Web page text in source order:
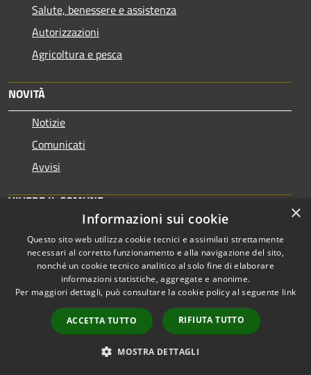
Salute, benessere e assistenza
Autorizzazioni
Agricoltura e pesca
NOVITÀ
Notizie
Comunicati
Avvisi
VIVERE IL COMUNE
Eventi
CONTATTI
Comune di Desio
Piazza Giovanni Paolo II, 20832 Desio (MB) - 20832 - Desio
Partita IVA: 00696660968
×
Informazioni sui cookie
Questo sito web utilizza cookie tecnici e assimilati strettamente
necessari al corretto funzionamento e alla navigazione del sito,
nonché un cookie tecnico analitico al solo fine di elaborare
informazioni statistiche, aggregate e anonime.
Per maggiori dettagli, può consultare la cookie policy al seguente link
ACCETTA TUTTO RIFIUTA TUTTO
MOSTRA DETTAGLI